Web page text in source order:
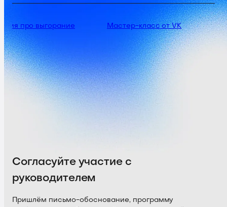
про выгорание Мастер-класс от VK
Согласуйте участие с
руководителем
Пришлём письмо-обоснование, программу